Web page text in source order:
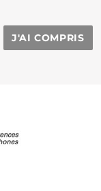
J'AI COMPRIS